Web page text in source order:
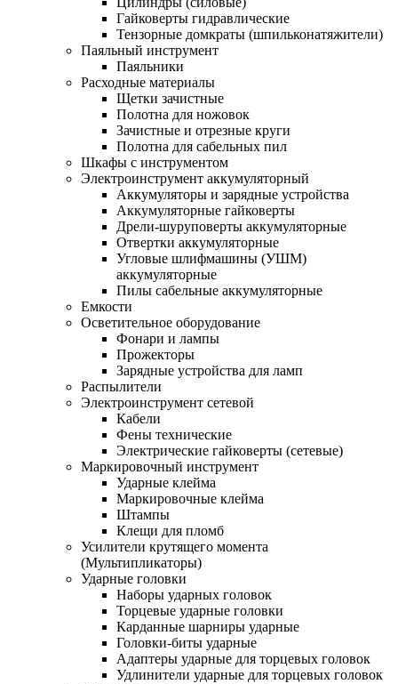
Гайковерты гидравлические
Тензорные домкраты (шпильконатяжители)
Паяльный инструмент
Паяльники
Расходные материалы
Щетки зачистные
Полотна для ножовок
Зачистные и отрезные круги
Полотна для сабельных пил
Шкафы с инструментом
Электроинструмент аккумуляторный
Аккумуляторы и зарядные устройства
Аккумуляторные гайковерты
Дрели-шуруповерты аккумуляторные
Отвертки аккумуляторные
Угловые шлифмашины (УШМ)
аккумуляторные
Пилы сабельные аккумуляторные
Емкости
Осветительное оборудование
Фонари и лампы
Прожекторы
Зарядные устройства для ламп
Распылители
Электроинструмент сетевой
Кабели
Фены технические
Электрические гайковерты (сетевые)
Маркировочный инструмент
Ударные клейма
Маркировочные клейма
Штампы
Клещи для пломб
Усилители крутящего момента
(Мультипликаторы)
Ударные головки
Наборы ударных головок
Торцевые ударные головки
Карданные шарниры ударные
Головки-биты ударные
Адаптеры ударные для торцевых головок
Удлинители ударные для торцевых головок